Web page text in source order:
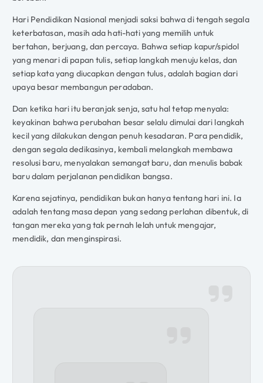
Hari Pendidikan Nasional menjadi saksi bahwa di tengah segala
keterbatasan, masih ada hati-hati yang memilih untuk
bertahan, berjuang, dan percaya. Bahwa setiap kapur/spidol
yang menari di papan tulis, setiap langkah menuju kelas, dan
setiap kata yang diucapkan dengan tulus, adalah bagian dari
upaya besar membangun peradaban.
Dan ketika hari itu beranjak senja, satu hal tetap menyala:
keyakinan bahwa perubahan besar selalu dimulai dari langkah
kecil yang dilakukan dengan penuh kesadaran. Para pendidik,
dengan segala dedikasinya, kembali melangkah membawa
resolusi baru, menyalakan semangat baru, dan menulis babak
baru dalam perjalanan pendidikan bangsa.
Karena sejatinya, pendidikan bukan hanya tentang hari ini. Ia
adalah tentang masa depan yang sedang perlahan dibentuk, di
tangan mereka yang tak pernah lelah untuk mengajar,
mendidik, dan menginspirasi.